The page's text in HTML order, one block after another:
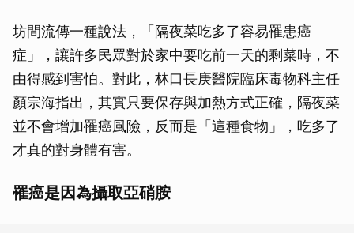
坊間流傳一種說法，「隔夜菜吃多了容易罹患癌
症」，讓許多民眾對於家中要吃前一天的剩菜時，不
由得感到害怕。對此，林口長庚醫院臨床毒物科主任
顏宗海指出，其實只要保存與加熱方式正確，隔夜菜
並不會增加罹癌風險，反而是「這種食物」，吃多了
才真的對身體有害。
罹癌是因為攝取亞硝胺